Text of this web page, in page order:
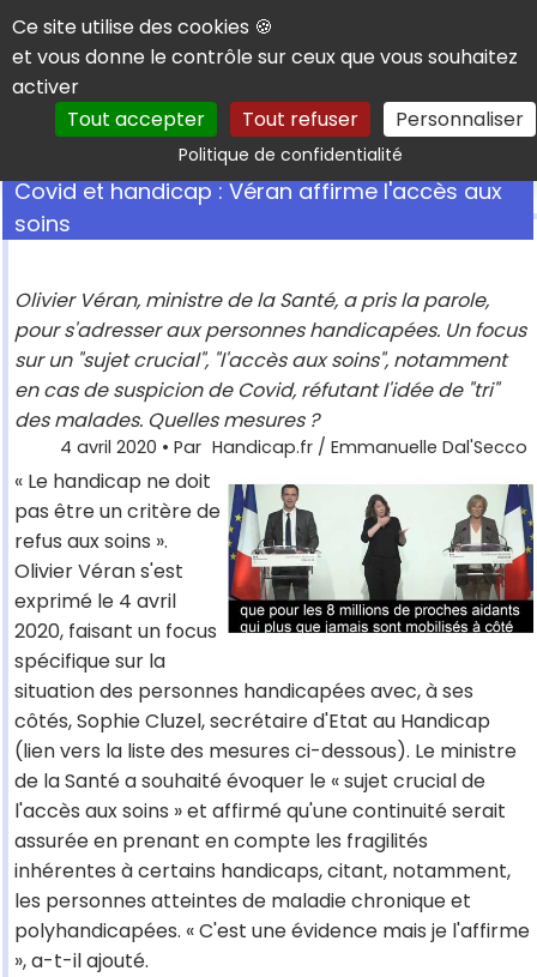
Panneau de gestion des cookies
Ce site utilise des cookies 🍪
et vous donne le contrôle sur ceux que vous souhaitez
activer
Tout accepter
Tout refuser Personnaliser
Politique de confidentialitéRechercher
Covid et handicap : Véran affirme l'accès aux
soins
Olivier Véran, ministre de la Santé, a pris la parole,
pour s'adresser aux personnes handicapées. Un focus
sur un "sujet crucial", "l'accès aux soins", notamment
en cas de suspicion de Covid, réfutant l'idée de "tri"
des malades. Quelles mesures ?
4 avril 2020 • Par Handicap.fr / Emmanuelle Dal'Secco
« Le handicap ne doit
pas être un critère de
refus aux soins ».
Olivier Véran s'est
exprimé le 4 avril
2020, faisant un focus
spécifique sur la
situation des personnes handicapées avec, à ses
côtés, Sophie Cluzel, secrétaire d'Etat au Handicap
(lien vers la liste des mesures ci-dessous). Le ministre
de la Santé a souhaité évoquer le « sujet crucial de
l'accès aux soins » et affirmé qu'une continuité serait
assurée en prenant en compte les fragilités
inhérentes à certains handicaps, citant, notamment,
les personnes atteintes de maladie chronique et
polyhandicapées. « C'est une évidence mais je l'affirme
», a-t-il ajouté.